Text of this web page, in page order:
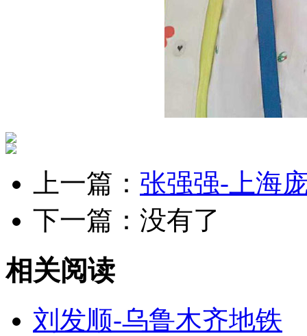
上一篇： 张强强-上海
下一篇：没有了
相关阅读
刘发顺-乌鲁木齐地铁